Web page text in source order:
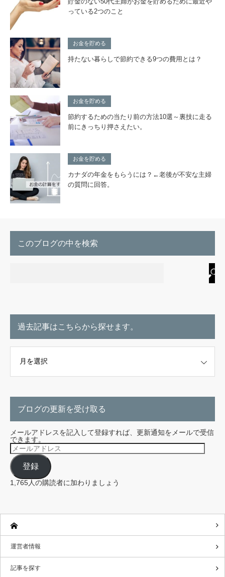
っている2つのこと
お金を貯める
持たない暮らしで節約できる9つの費用とは？
お金を貯める
節約するための当たり前の方法10選～裏技に走る
前にきっちり押さえたい。
お金を貯める
カナダの年金をもらうには？←老後が不安な主婦
の質問に回答。
このブログの中を検索
過去記事はこちらから探せます。
ブログの更新を受け取る
メールアドレスを記入して登録すれば、更新通知をメールで受信
できます。
メ
ー
ル
ア
ド
レ
ス
登録
1,765人の購読者に加わりましょう
運営者情報
記事を探す